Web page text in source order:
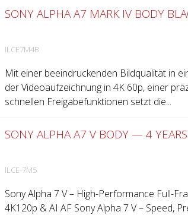
SONY ALPHA A7 MARK IV BODY
ILCE7M4B
Mit einer beeindruckenden Bildqualität in
der Videoaufzeichnung in 4K 60p, einer
schnellen Freigabefunktionen setzt die...
SONY ALPHA A7 V BODY — 4
ILCE-7M5
Sony Alpha 7 V – High-Performance Full-
4K120p & AI AF Sony Alpha 7 V – Speed,